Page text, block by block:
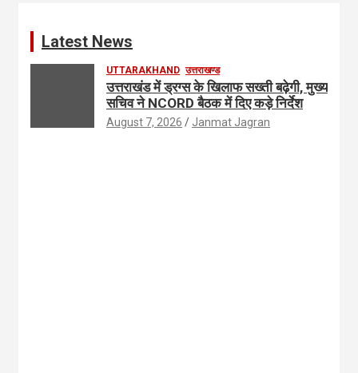
Latest News
UTTARAKHAND उत्तराखण्ड
उत्तराखंड में ड्रग्स के खिलाफ सख्ती बढ़ेगी, मुख्य
सचिव ने NCORD बैठक में दिए कड़े निर्देश
August 7, 2026 Janmat Jagran